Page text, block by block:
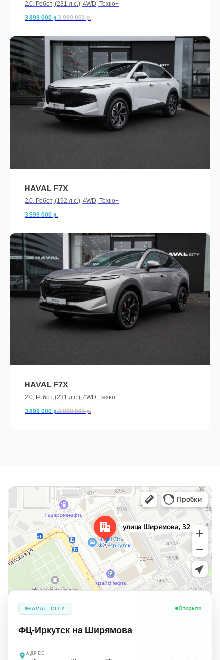
2.0, Робот, (231 л.с.), 4WD, Техно+
3 899 000 р.3 999 000 р.
HAVAL F7X
2.0, Робот, (192 л.с.), 4WD, Техно+
3 599 000 р.
HAVAL F7X
2.0, Робот, (231 л.с.), 4WD, Техно+
3 899 000 р.3 999 000 р.
HAVAL CITY Открыто
ФЦ-Иркутск на Ширямова
АДРЕС